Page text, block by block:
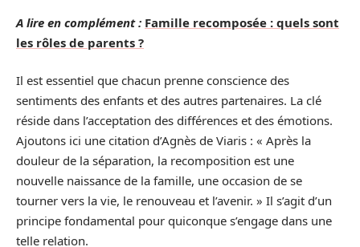
A lire en complément : Famille recomposée : quels sont
les rôles de parents ?
Il est essentiel que chacun prenne conscience des
sentiments des enfants et des autres partenaires. La clé
réside dans l’acceptation des différences et des émotions.
Ajoutons ici une citation d’Agnès de Viaris : « Après la
douleur de la séparation, la recomposition est une
nouvelle naissance de la famille, une occasion de se
tourner vers la vie, le renouveau et l’avenir. » Il s’agit d’un
principe fondamental pour quiconque s’engage dans une
telle relation.